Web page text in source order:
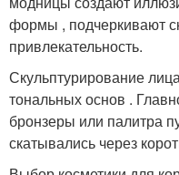
формы , подчеркивают
привлекательность.
Скульптурирование
тональных основ .
бронзеры или палитра
скатывались через